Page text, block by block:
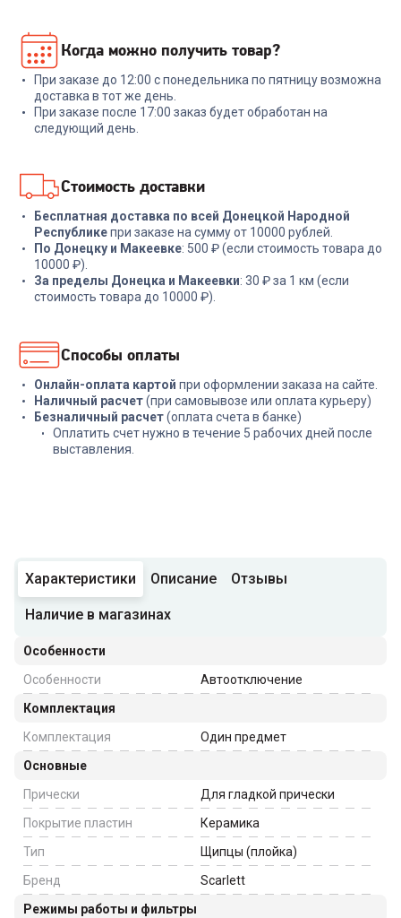
Триммер BRAUN PT1000
Precision
+ 12 бонусов
419₽
+59 бонусов
1 999₽
Когда можно получить товар?
При заказе до 12:00 с понедельника по пятницу возможна
доставка в тот же день.
При заказе после 17:00 заказ будет обработан на
следующий день.
Стоимость доставки
Бесплатная доставка по всей Донецкой Народной
Республикепри заказе на сумму от 10000 рублей.
По Донецку и Макеевке: 500 ₽ (если стоимость товара до
10000 ₽).
За пределы Донецка и Макеевки: 30 ₽ за 1 км (если
стоимость товара до 10000 ₽).
Способы оплаты
Онлайн-оплата картой при оформлении заказа на сайте.
Наличный расчет(при самовывозе или оплата курьеру)
Безналичный расчет(оплата счета в банке)
Оплатить счет нужно в течение 5 рабочих дней после
выставления.
Характеристики Описание Отзывы
Наличие в магазинах
Особенности
Особенности
Автоотключение
Комплектация
Комплектация
Один предмет
Основные
Прически
Для гладкой прически
Покрытие пластин
Керамика
Тип
Щипцы (плойка)
Бренд
Scarlett
Режимы работы и фильтры